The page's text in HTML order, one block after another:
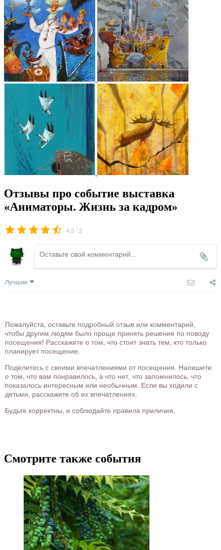
Отзывы про событие выставка
«Аниматоры. Жизнь за кадром»
4.5 /2
Лучшие
Пожалуйста, оставьте подробный отзыв или комментарий,
чтобы другим людям было проще принять решение по поводу
посещения! Расскажите о том, что стоит знать тем, кто только
планирует посещение.
Поделитесь с своими впечатлениями от посещения. Напишите
о том, что вам понравилось, а что нет, что запомнилось, что
показалось интересным или необычным. Если вы ходили с
детьми, расскажите об их впечатлениях.
Будьте корректны, и соблюдайте правила приличия.
Смотрите также события